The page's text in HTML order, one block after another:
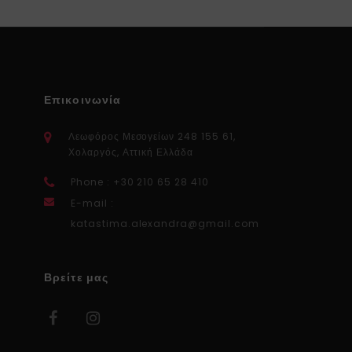
Επικοινωνία
Λεωφόρος Μεσογείων 248 155 61,
Χολαργός, Αττική Ελλάδα
Phone : +30 210 65 28 410
E-mail :
katastima.alexandra@gmail.com
Βρείτε μας